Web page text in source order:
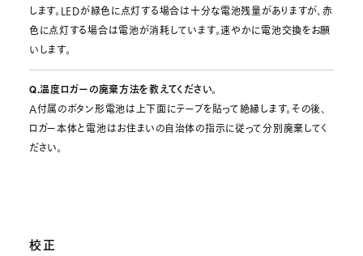
します。LEDが緑色に点灯する場合は十分な電池残量がありますが、赤
色に点灯する場合は電池が消耗しています。速やかに電池交換をお願
いします。
Q.温度ロガーの廃棄方法を教えてください。
A付属のボタン形電池は上下面にテープを貼って絶縁します。その後、
ロガー本体と電池はお住まいの自治体の指示に従って分別廃棄してく
ださい。
校正